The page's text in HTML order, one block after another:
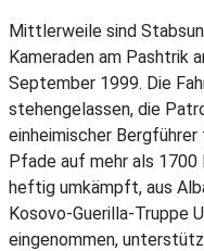
Mittlerweile sind
Kameraden am Pashtrik
September 1999. Die
stehengelassen, die
einheimischer
Pfade auf mehr als 1700
heftig umkämpft, aus
Kosovo-Guerilla-Truppe
eingenommen,